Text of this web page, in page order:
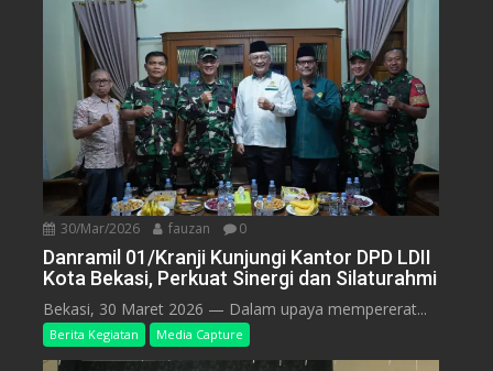
30/Mar/2026 fauzan 0
Danramil 01/Kranji Kunjungi Kantor DPD LDII
Kota Bekasi, Perkuat Sinergi dan Silaturahmi
Bekasi, 30 Maret 2026 — Dalam upaya mempererat...
Berita Kegiatan Media Capture